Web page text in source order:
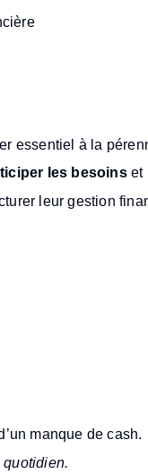
essentiel à la
les besoinset
leur gestion
manque de cash.